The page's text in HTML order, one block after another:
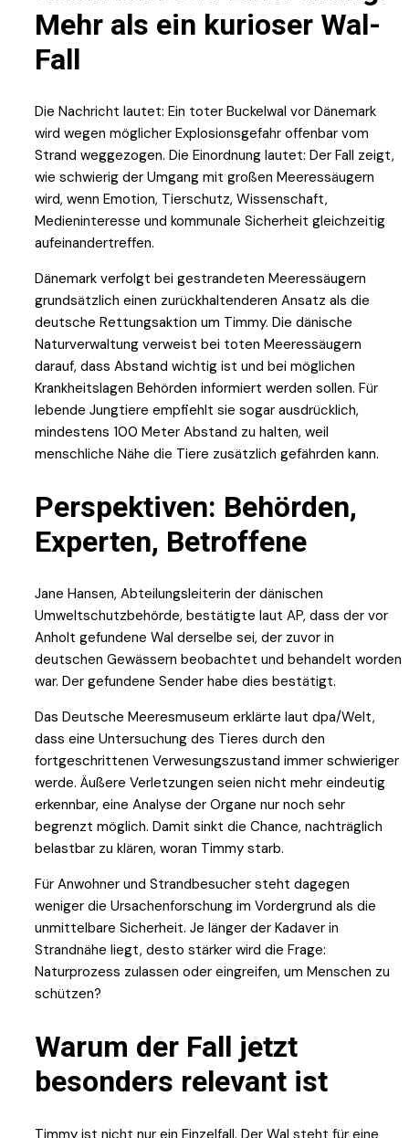
Mehr als ein kurioser Wal-
Fall
Die Nachricht lautet: Ein toter Buckelwal vor Dänemark
wird wegen möglicher Explosionsgefahr offenbar vom
Strand weggezogen. Die Einordnung lautet: Der Fall zeigt,
wie schwierig der Umgang mit großen Meeressäugern
wird, wenn Emotion, Tierschutz, Wissenschaft,
Medieninteresse und kommunale Sicherheit gleichzeitig
aufeinandertreffen.
Dänemark verfolgt bei gestrandeten Meeressäugern
grundsätzlich einen zurückhaltenderen Ansatz als die
deutsche Rettungsaktion um Timmy. Die dänische
Naturverwaltung verweist bei toten Meeressäugern
darauf, dass Abstand wichtig ist und bei möglichen
Krankheitslagen Behörden informiert werden sollen. Für
lebende Jungtiere empfiehlt sie sogar ausdrücklich,
mindestens 100 Meter Abstand zu halten, weil
menschliche Nähe die Tiere zusätzlich gefährden kann.
Perspektiven: Behörden,
Experten, Betroffene
Jane Hansen, Abteilungsleiterin der dänischen
Umweltschutzbehörde, bestätigte laut AP, dass der vor
Anholt gefundene Wal derselbe sei, der zuvor in
deutschen Gewässern beobachtet und behandelt worden
war. Der gefundene Sender habe dies bestätigt.
Das Deutsche Meeresmuseum erklärte laut dpa/Welt,
dass eine Untersuchung des Tieres durch den
fortgeschrittenen Verwesungszustand immer schwieriger
werde. Äußere Verletzungen seien nicht mehr eindeutig
erkennbar, eine Analyse der Organe nur noch sehr
begrenzt möglich. Damit sinkt die Chance, nachträglich
belastbar zu klären, woran Timmy starb.
Für Anwohner und Strandbesucher steht dagegen
weniger die Ursachenforschung im Vordergrund als die
unmittelbare Sicherheit. Je länger der Kadaver in
Strandnähe liegt, desto stärker wird die Frage:
Naturprozess zulassen oder eingreifen, um Menschen zu
schützen?
Warum der Fall jetzt
besonders relevant ist
Timmy ist nicht nur ein Einzelfall. Der Wal steht für eine